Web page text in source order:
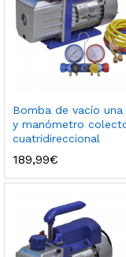
Bomba de vacío una
y manómetro
cuatridireccional
189,99€